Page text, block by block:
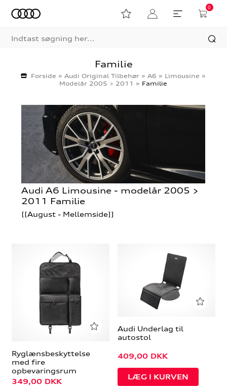
0
Familie
Forside »Audi Original Tilbehør »A6 » Limousine »
Modelår 2005 > 2011 » Familie
Audi A6 Limousine - modelår 2005 >
2011 Familie
[[August - Mellemside]]
Ryglænsbeskyttelse
med fire
opbevaringsrum
349,00 DKK
Audi Underlag til
autostol
409,00 DKK